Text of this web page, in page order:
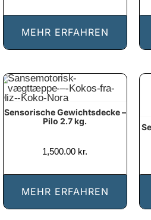
MEHR ERFAHREN
Sensorische Gewichtsdecke –
Pilo 2.7 kg.
1,500.00 kr.
MEHR ERFAHREN